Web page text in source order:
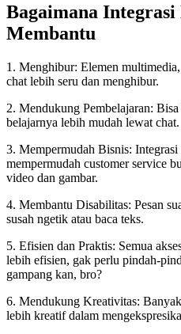
Bagaimana
Membantu
1. Menghibur: Elemen
chat lebih seru dan menghibur.
2. Mendukung Pembelajaran:
belajarnya lebih mudah lewat chat.
3. Mempermudah Bisnis:
mempermudah customer service
video dan gambar.
4. Membantu Disabilitas: Pesan
susah ngetik atau baca teks.
5. Efisien dan Praktis: Semua
lebih efisien, gak perlu pindah-
gampang kan, bro?
6. Mendukung Kreativitas:
lebih kreatif dalam